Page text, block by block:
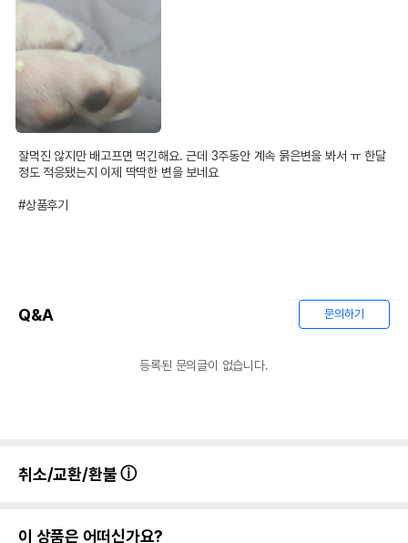
잘먹진 않지만 배고프면 먹긴해요. 근데 3주동안 계속 묽은변을 봐서 ㅠ 한달
정도 적응됐는지 이제 딱딱한 변을 보네요
#상품후기
Q&A 문의하기
등록된 문의글이 없습니다.
취소/교환/환불
이 상품은 어떠신가요?